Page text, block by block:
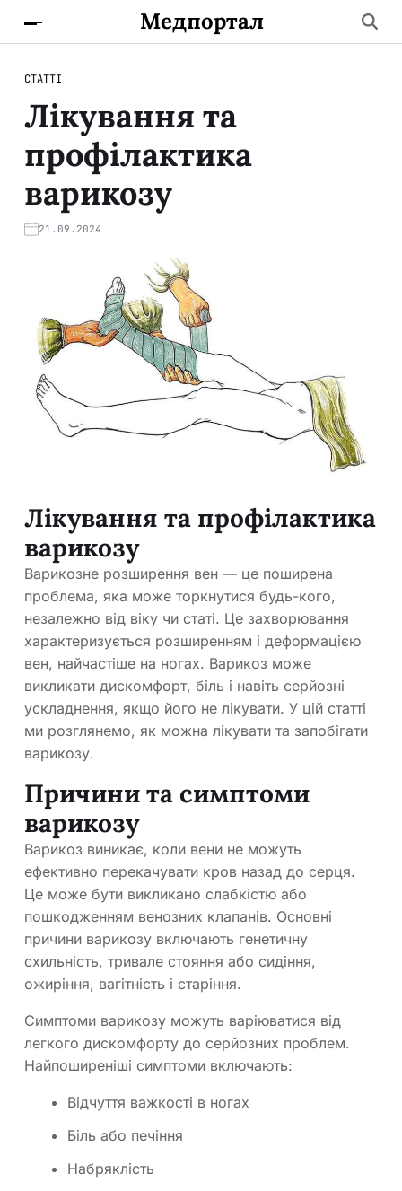
Медпортал
СТАТТІ
Лікування та
профілактика
варикозу
21.09.2024
Лікування та профілактика
варикозу
Варикозне розширення вен — це поширена
проблема, яка може торкнутися будь-кого,
незалежно від віку чи статі. Це захворювання
характеризується розширенням і деформацією
вен, найчастіше на ногах. Варикоз може
викликати дискомфорт, біль і навіть серйозні
ускладнення, якщо його не лікувати. У цій статті
ми розглянемо, як можна лікувати та запобігати
варикозу.
Причини та симптоми
варикозу
Варикоз виникає, коли вени не можуть
ефективно перекачувати кров назад до серця.
Це може бути викликано слабкістю або
пошкодженням венозних клапанів. Основні
причини варикозу включають генетичну
схильність, тривале стояння або сидіння,
ожиріння, вагітність і старіння.
Симптоми варикозу можуть варіюватися від
легкого дискомфорту до серйозних проблем.
Найпоширеніші симптоми включають:
Відчуття важкості в ногах
Біль або печіння
Набряклість